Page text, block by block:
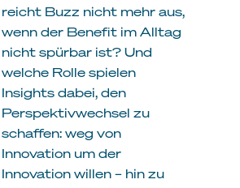
reicht Buzz nicht mehr aus,
wenn der Benefit im Alltag
nicht spürbar ist? Und
welche Rolle spielen
Insights dabei, den
Perspektivwechsel zu
schaffen: weg von
Innovation um der
Innovation willen – hin zu